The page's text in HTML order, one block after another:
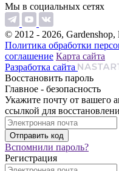
Мы в социальных сетях
© 2012 - 2026, Gardenshop,
Политика обработки
соглашение Карта сайта
Разработка сайта
Восстановить пароль
Главное - безопасность
Укажите почту от вашего
ссылкой для
Вспомнили пароль?
Регистрация